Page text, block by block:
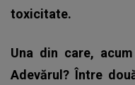
toxicitate.
Una din care,
Adevărul? Între